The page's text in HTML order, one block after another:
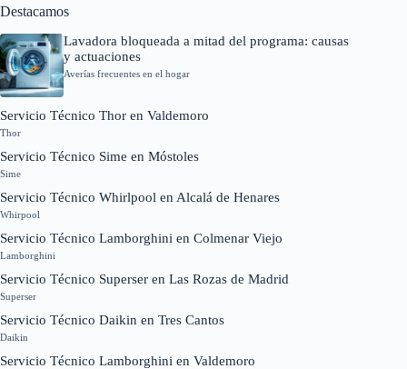
Destacamos
Lavadora bloqueada a mitad del programa: causas
y actuaciones
Averías frecuentes en el hogar
Servicio Técnico Thor en Valdemoro
Thor
Servicio Técnico Sime en Móstoles
Sime
Servicio Técnico Whirlpool en Alcalá de Henares
Whirpool
Servicio Técnico Lamborghini en Colmenar Viejo
Lamborghini
Servicio Técnico Superser en Las Rozas de Madrid
Superser
Servicio Técnico Daikin en Tres Cantos
Daikin
Servicio Técnico Lamborghini en Valdemoro